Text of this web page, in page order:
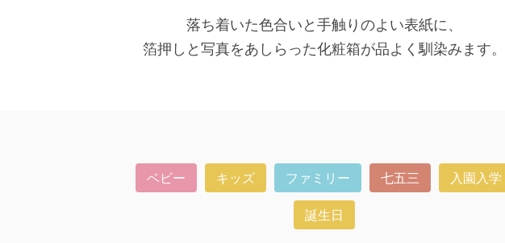
落ち着いた色合いと手触りのよい表紙に、
箔押しと写真をあしらった化粧箱が品よく馴染みます。
ベビー キッズ ファミリー 七五三
入園入学
誕生日